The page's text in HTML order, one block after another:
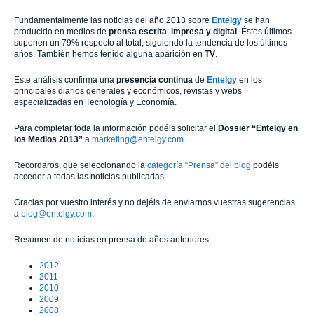
Fundamentalmente las noticias del año 2013 sobre Entelgy se han
producido en medios de prensa escrita: impresa y digital . Éstos últimos
suponen un 79% respecto al total, siguiendo la tendencia de los últimos
años. También hemos tenido alguna aparición en TV
Este análisis confirma una presencia continua de Entelgy en los
principales diarios generales y económicos, revistas y webs
especializadas en Tecnología y Economía.
Para completar toda la información podéis solicitar el Dossier “Entelgy en
los Medios 2013” a marketing@entelgy.com
Recordaros, que seleccionando la categoría “Prensa” del blog podéis
acceder a todas las noticias publicadas.
Gracias por vuestro interés y no dejéis de enviarnos vuestras sugerencias
a blog@entelgy.com
Resumen de noticias en prensa de años anteriores:
2012
2011
2010
2009
2008